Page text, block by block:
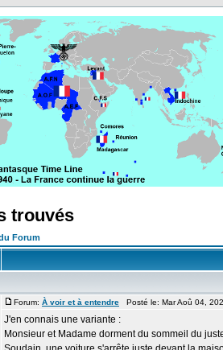
trouvés
Forum
Forum: À voir et à entendre Posté le: Mar Aoû 04,
J'en connais une variante :
Monsieur et Madame dorment du sommeil du